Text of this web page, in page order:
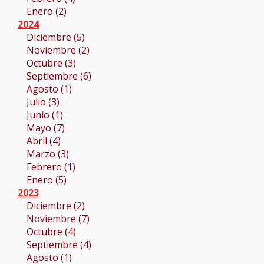
Enero (2)
2024
Diciembre (5)
Noviembre (2)
Octubre (3)
Septiembre (6)
Agosto (1)
Julio (3)
Junio (1)
Mayo (7)
Abril (4)
Marzo (3)
Febrero (1)
Enero (5)
2023
Diciembre (2)
Noviembre (7)
Octubre (4)
Septiembre (4)
Agosto (1)